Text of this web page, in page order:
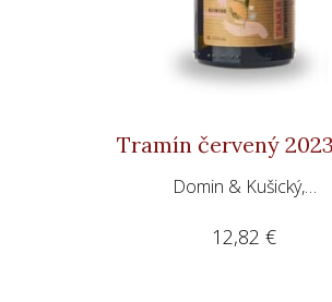
Tramín červený
Domin & Kušický,…
12,82 €